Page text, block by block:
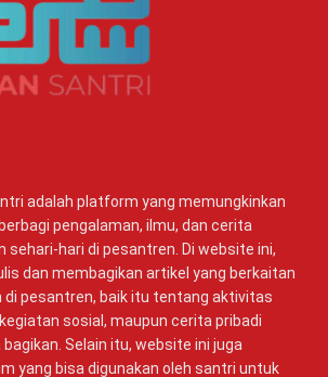
adalah platform yang memungkinkan
pengalaman, ilmu, dan cerita
sehari-hari di pesantren. Di website ini,
dan membagikan artikel yang berkaitan
di pesantren, baik itu tentang aktivitas
sosial, maupun cerita pribadi
Selain itu, website ini juga
yang bisa digunakan oleh santri untuk